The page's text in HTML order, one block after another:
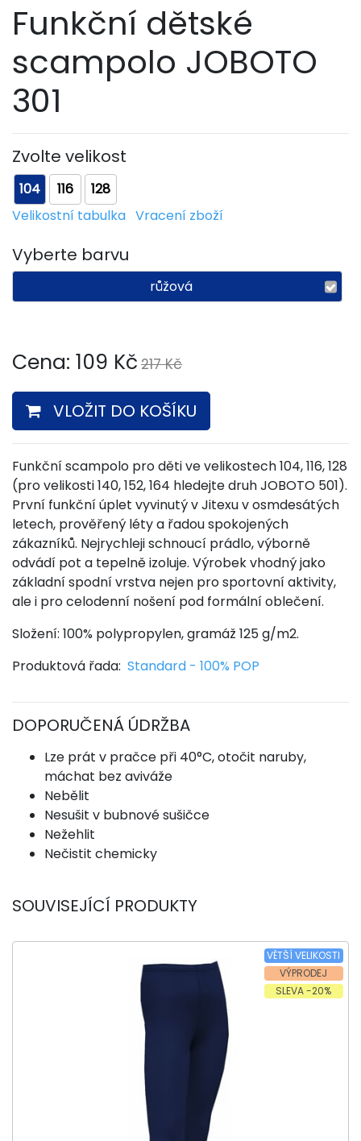
Funkční dětské
scampolo JOBOTO
301
Zvolte velikost
104 116
128
Velikostní tabulka Vracení zboží
Vyberte barvu
růžová
Cena: 109 Kč 217 Kč
VLOŽIT DO KOŠÍKU
Funkční scampolo pro děti ve velikostech 104, 116, 128
(pro velikosti 140, 152, 164 hledejte druh JOBOTO 501).
První funkční úplet vyvinutý v Jitexu v osmdesátých
letech, prověřený léty a řadou spokojených
zákazníků. Nejrychleji schnoucí prádlo, výborně
odvádí pot a tepelně izoluje. Výrobek vhodný jako
základní spodní vrstva nejen pro sportovní aktivity,
ale i pro celodenní nošení pod formální oblečení.
Složení: 100% polypropylen, gramáž 125 g/m2.
Produktová řada: Standard - 100% POP
DOPORUČENÁ ÚDRŽBA
Lze prát v pračce při 40°C, otočit naruby,
máchat bez aviváže
Nebělit
Nesušit v bubnové sušičce
Nežehlit
Nečistit chemicky
SOUVISEJÍCÍ PRODUKTY
VĚTŠÍ VELIKOSTI
VÝPRODEJ
SLEVA -20%